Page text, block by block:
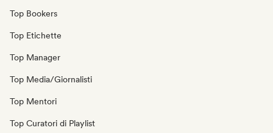
Top Bookers
Top Etichette
Top Manager
Top Media/Giornalisti
Top Mentori
Top Curatori di Playlist